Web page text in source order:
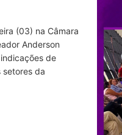
(03) na Câmara
Anderson
de
da